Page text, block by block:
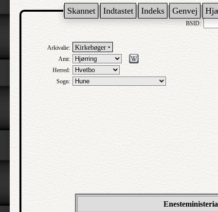
Skannet Indtastet Indeks Genvej
BSID:
Arkivalie: Kirkebøger ‣
Amt:
Herred:
Sogn: